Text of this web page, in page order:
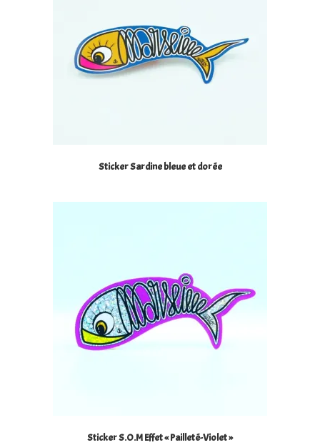
Sticker Sardine bleue et dorée
Sticker S.O.M Effet « Pailleté-Violet »